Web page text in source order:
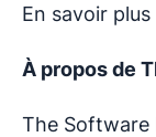
En savoir plus
À propos de
The Software